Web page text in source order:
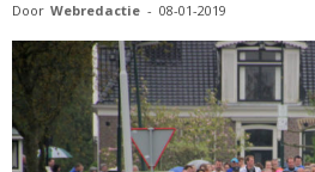
Door Webredactie - 08-01-2019